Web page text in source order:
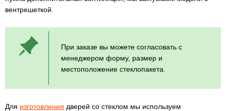
вентрешеткой.
При заказе вы можете согласовать с
менеджером форму, размер и
местоположение стеклопакета.
Для изготовления дверей со стеклом мы используем